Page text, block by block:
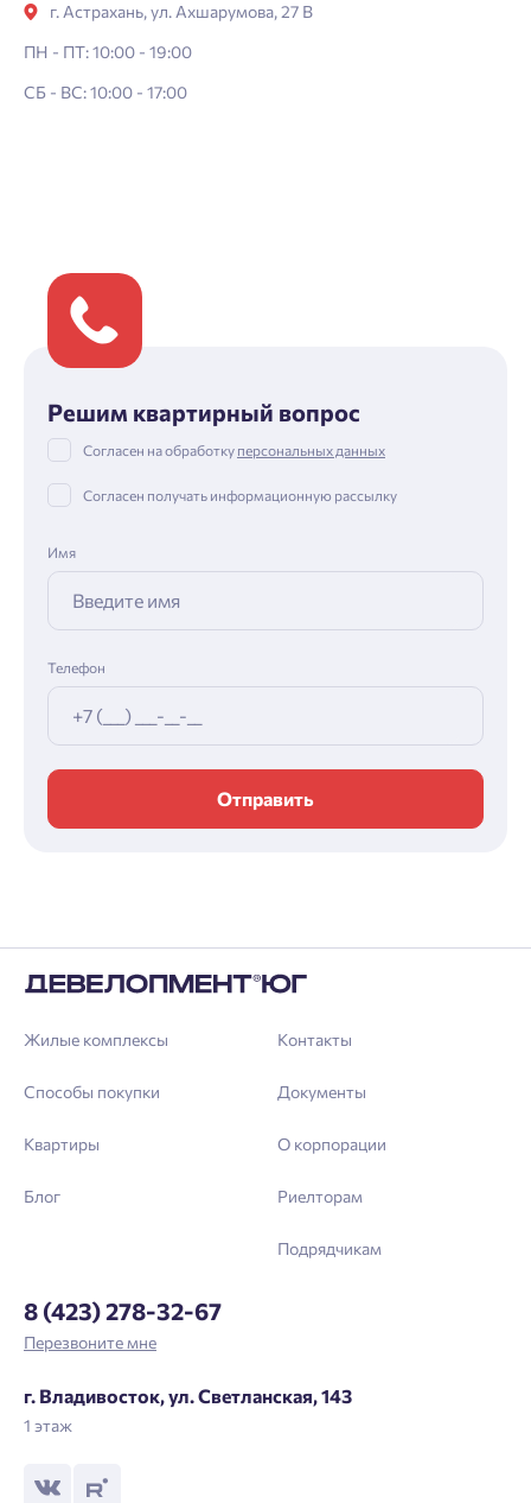
г. Астрахань, ул. Ахшарумова, 27 В
ПН - ПТ: 10:00 - 19:00
СБ - ВС: 10:00 - 17:00
Решим квартирный вопрос
Согласен на обработку персональных данных
Согласен получать информационную рассылку
Имя
Телефон
Отправить
Жилые комплексы
Способы покупки
Квартиры
Блог
Контакты
Документы
О корпорации
Риелторам
Подрядчикам
8 (423) 278-32-67
Перезвоните мне
г. Владивосток, ул. Светланская, 143
1 этаж